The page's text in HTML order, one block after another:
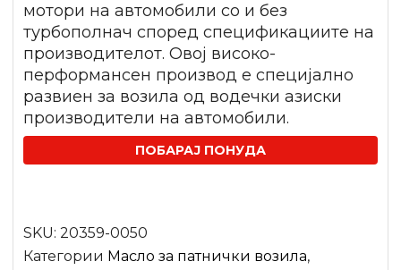
мотори на автомобили со и без
турбополнач според спецификациите на
производителот. Овој високо-
перформансен производ е специјално
развиен за возила од водечки азиски
производители на автомобили.
ПОБАРАЈ ПОНУДА
SKU: 20359-0050
Категории Mасло за патнички возила,